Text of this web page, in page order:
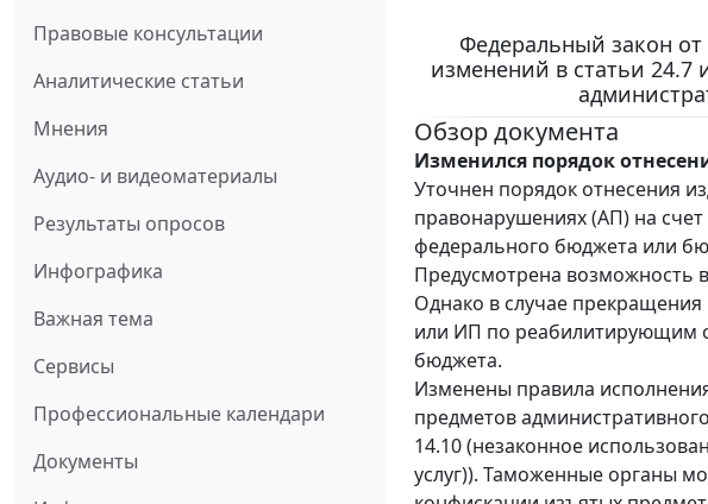
Правовые консультации
Аналитические статьи
Мнения
Аудио- и видеоматериалы
Результаты опросов
Инфографика
Важная тема
Сервисы
Профессиональные календари
Документы
Федеральный закон
изменений в статьи 24.7
Обзор документа
Изменился порядок
Уточнен порядок отнесения
правонарушениях (АП) на
федерального бюджета или
Предусмотрена возможность
Однако в случае
или ИП по реабилитирующим
бюджета.
Изменены правила
предметов
14.10 (незаконное
услуг)). Таможенные органы